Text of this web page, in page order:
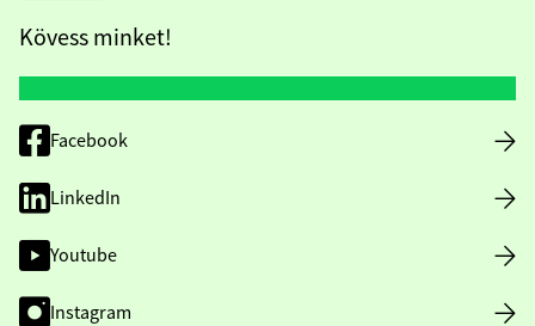
Kövess minket!
Facebook
LinkedIn
Youtube
Instagram